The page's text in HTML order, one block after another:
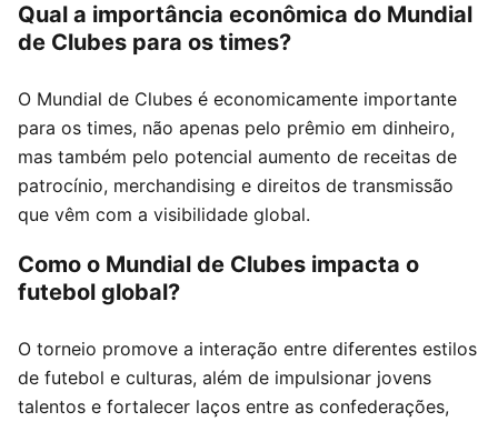
Qual a importância econômica do Mundial
de Clubes para os times?
O Mundial de Clubes é economicamente importante
para os times, não apenas pelo prêmio em dinheiro,
mas também pelo potencial aumento de receitas de
patrocínio, merchandising e direitos de transmissão
que vêm com a visibilidade global.
Como o Mundial de Clubes impacta o
futebol global?
O torneio promove a interação entre diferentes estilos
de futebol e culturas, além de impulsionar jovens
talentos e fortalecer laços entre as confederações,